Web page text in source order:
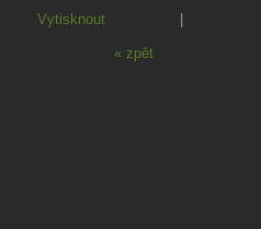
Vytisknout |
« zpět